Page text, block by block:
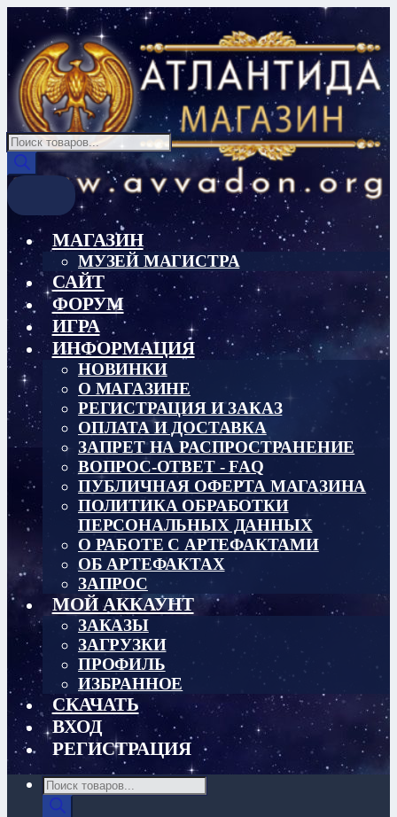
Перейти
навигации
Перейти
содержимому
Поиск
товаров
МАГАЗИН
МУЗЕЙ МАГИСТРА
САЙТ
ФОРУМ
ИГРА
ИНФОРМАЦИЯ
НОВИНКИ
О МАГАЗИНЕ
РЕГИСТРАЦИЯ И ЗАКАЗ
ОПЛАТА И ДОСТАВКА
ЗАПРЕТ НА РАСПРОСТРАНЕНИЕ
ВОПРОС-ОТВЕТ - FAQ
ПУБЛИЧНАЯ ОФЕРТА МАГАЗИНА
ПОЛИТИКА ОБРАБОТКИ
ПЕРСОНАЛЬНЫХ ДАННЫХ
О РАБОТЕ С АРТЕФАКТАМИ
ОБ АРТЕФАКТАХ
ЗАПРОС
МОЙ АККАУНТ
ЗАКАЗЫ
ЗАГРУЗКИ
ПРОФИЛЬ
ИЗБРАННОЕ
СКАЧАТЬ
ВХОД
РЕГИСТРАЦИЯ
Поиск
товаров